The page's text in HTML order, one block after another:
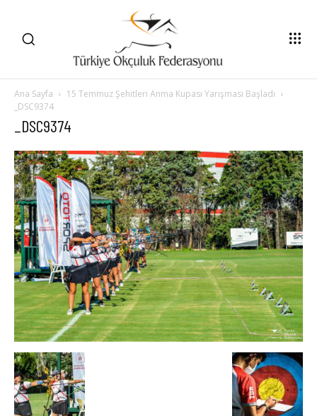
Ana Sayfa
15 Temmuz Şehitleri Anma Kupası Yarışması Başladı
_DSC9374
_DSC9374